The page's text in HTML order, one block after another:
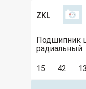
ZKL
Подшипник
радиальный
15 42 13